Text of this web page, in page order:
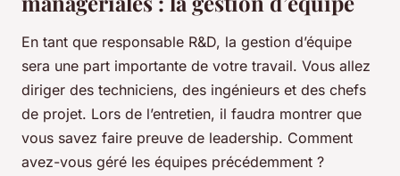
En tant que responsable R&D, la gestion d’équipe
sera une part importante de votre travail. Vous allez
diriger des techniciens, des ingénieurs et des chefs
de projet. Lors de l’entretien, il faudra montrer que
vous savez faire preuve de leadership. Comment
avez-vous géré les équipes précédemment ?